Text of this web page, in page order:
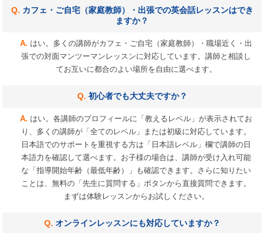
カフェ・ご自宅（家庭教師）・出張での英会話レッスンはでき
ますか？
はい。多くの講師がカフェ・ご自宅（家庭教師）・職場近く・出
張での対面マンツーマンレッスンに対応しています。講師と相談し
てお互いに都合のよい場所を自由に選べます。
初心者でも大丈夫ですか？
はい。各講師のプロフィールに「教えるレベル」が表示されてお
り、多くの講師が「全てのレベル」または初級に対応しています。
日本語でのサポートを重視する方は「日本語レベル」欄で講師の日
本語力を確認して選べます。お子様の場合は、講師が受け入れ可能
な「指導開始年齢（最低年齢）」も確認できます。さらに知りたい
ことは、無料の「先生に質問する」ボタンから直接質問できます。
まずは体験レッスンからお試しください。
オンラインレッスンにも対応していますか？